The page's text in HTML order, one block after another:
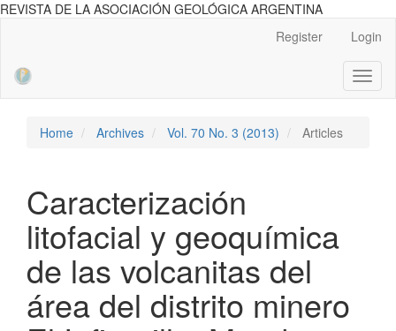
REVISTA DE LA ASOCIACIÓN GEOLÓGICA ARGENTINA
Sidebar
Register Login
Home Archives Vol. 70 No. 3 (2013) Articles
Caracterización
litofacial y geoquímica
de las volcanitas del
área del distrito minero